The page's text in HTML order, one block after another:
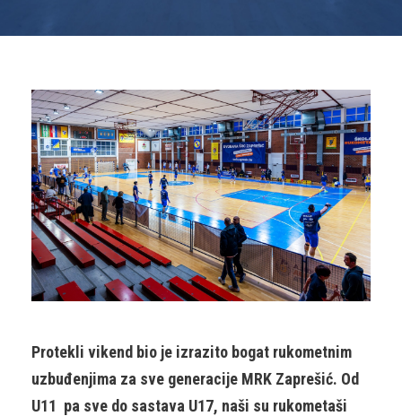
Protekli vikend bio je izrazito bogat rukometnim
uzbuđenjima za sve generacije MRK Zaprešić. Od
U11 pa sve do sastava U17, naši su rukometaši